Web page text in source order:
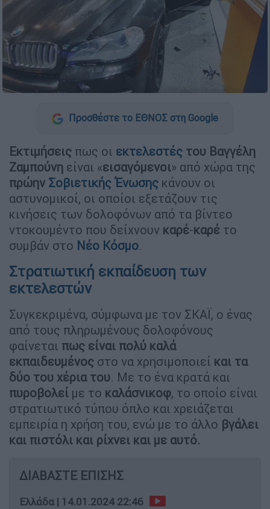
Προσθέστε το ΕΘΝΟΣ στη Google
Εκτιμήσεις πως οι εκτελεστές του Βαγγέλη
Ζαμπούνη είναι «εισαγόμενοι» από χώρα της
πρώην Σοβιετικής Ένωσης κάνουν οι
αστυνομικοί, οι οποίοι εξετάζουν τις
κινήσεις των δολοφόνων από τα βίντεο
ντοκουμέντο που δείχνουν καρέ-καρέ το
συμβάν στο Νέο Κόσμο.
Στρατιωτική εκπαίδευση των
εκτελεστών
Συγκεκριμένα, σύμφωνα με τον ΣΚΑΪ, ο ένας
από τους πληρωμένους δολοφόνους
φαίνεται πως είναι πολύ καλά
εκπαιδευμένος στο να χρησιμοποιεί και τα
δύο του χέρια του. Με το ένα κρατά και
πυροβολεί με το καλάσνικοφ, το οποίο είναι
στρατιωτικό τύπου όπλο και χρειάζεται
εμπειρία η χρήση του, ενώ με το άλλο βγάλει
και πιστόλι και ρίχνει και με αυτό.
ΔΙΑΒΑΣΤΕ ΕΠΙΣΗΣ
Ελλάδα | 14.01.2024 22:46